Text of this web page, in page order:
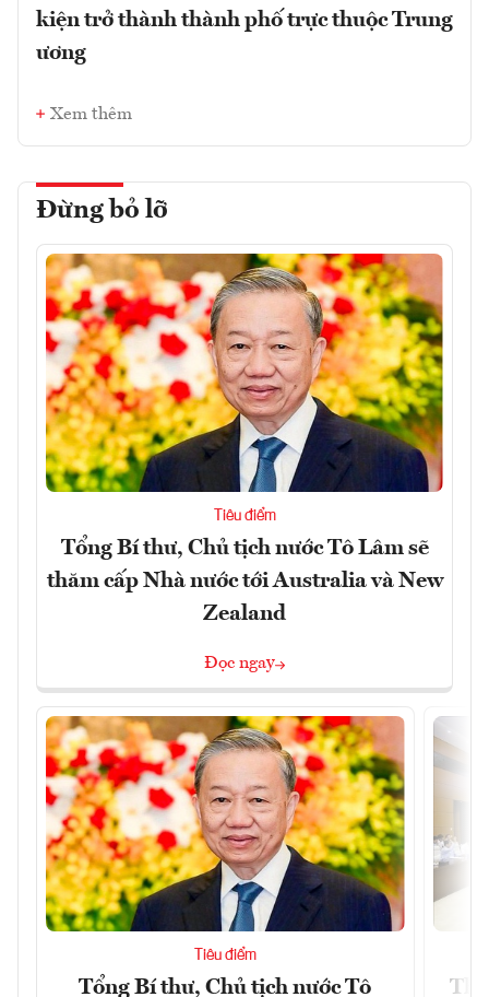
kiện trở thành thành phố trực thuộc Trung
ương
Xem thêm
Đừng bỏ lỡ
Tiêu điểm
Tổng Bí thư, Chủ tịch nước Tô Lâm sẽ
thăm cấp Nhà nước tới Australia và New
Zealand
Đọc ngay
Tiêu điểm
Tổng Bí thư, Chủ tịch nước Tô